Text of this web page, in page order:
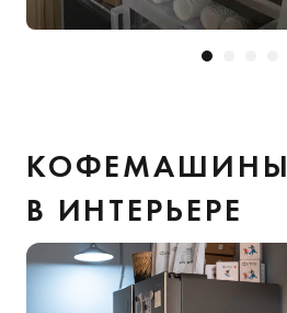
КОФЕМАШИНЫ
В ИНТЕРЬЕРЕ